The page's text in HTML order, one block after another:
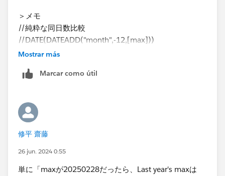
＞メモ
//純粋な同日数比較
//DATE(DATEADD("month",-12,[max]))
//If [max] = ⌗2025-02-28# then ⌗2024-02-29#
//END
//うるう日の場合
IF MONTH([max]) = 2 AND DAY([max]) = 28 THEN
RUNC('month',[max]))))
Mostrar más
Marcar como útil
修平 齋藤
26 jun. 2024 0:55
単に「​maxが20250228だったら、Last year's ​maxは